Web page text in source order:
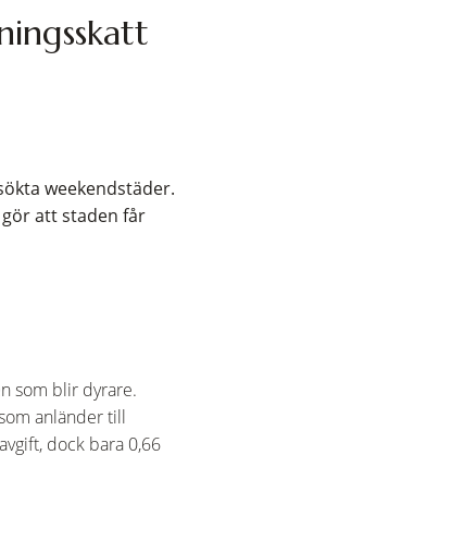
weekendstäder.
att staden får
som blir dyrare.
anländer till
dock bara 0,66